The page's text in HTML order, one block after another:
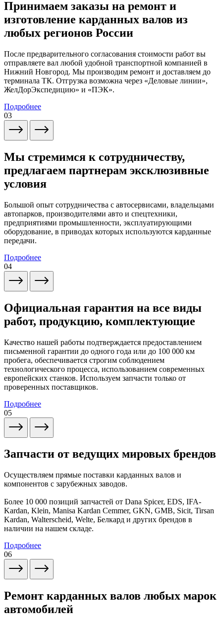
Принимаем заказы на ремонт и
изготовление карданных валов из
любых регионов России
После предварительного согласования стоимости работ вы
отправляете вал любой удобной транспортной компанией в
Нижний Новгород. Мы производим ремонт и доставляем до
терминала ТК. Отгрузка возможна через «Деловые линии»,
ЖелДорЭкспедицию» и «ПЭК».
Подробнее
03
Мы стремимся к сотрудничеству,
предлагаем партнерам эксклюзивные
условия
Большой опыт сотрудничества с автосервисами, владельцами
автопарков, производителями авто и спецтехники,
предприятиями промышленности, эксплуатирующими
оборудование, в приводах которых используются карданные
передачи.
Подробнее
04
Официальная гарантия на все виды
работ, продукцию, комплектующие
Качество нашей работы подтверждается предоставлением
письменной гарантии до одного года или до 100 000 км
пробега, обеспечивается строгим соблюдением
технологического процесса, использованием современных
европейских станков. Используем запчасти только от
проверенных поставщиков.
Подробнее
05
Запчасти от ведущих мировых брендов
Осуществляем прямые поставки карданных валов и
компонентов с зарубежных заводов.
Более 10 000 позиций запчастей от Dana Spicer, EDS, IFA-
Kardan, Klein, Manisa Kardan Cemmer, GKN, GMB, Sicit, Tirsan
Kardan, Walterscheid, Welte, Белкард и других брендов в
наличии на нашем складе.
Подробнее
06
Ремонт карданных валов любых марок
автомобилей